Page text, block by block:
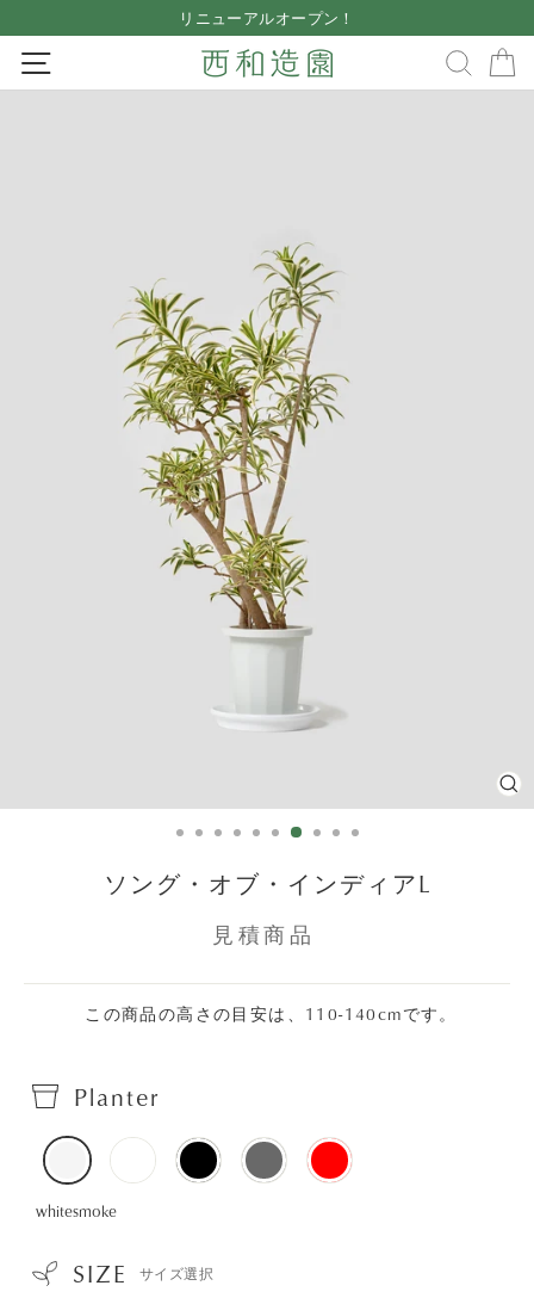
to
content
Pause
slideshow
リニューアルオープン！
SITE NAVIGATION
ソング・オブ・インディアL
見積商品
この商品の高さの目安は、110-140cmです。
Planter
whitesmoke
SIZE サイズ選択